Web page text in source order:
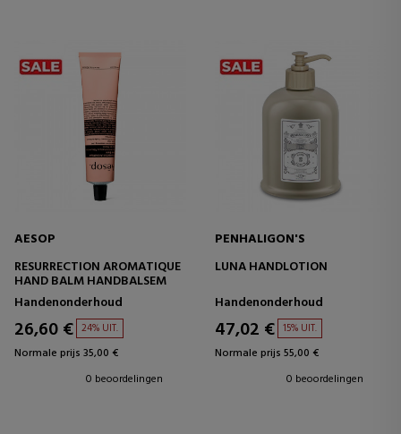
AESOP
RESURRECTION AROMATIQUE
HAND BALM HANDBALSEM
Handenonderhoud
26,60 € 24% UIT.
Normale prijs 35,00 €
0 beoordelingen
PENHALIGON'S
LUNA HANDLOTION
Handenonderhoud
47,02 € 15% UIT.
Normale prijs 55,00 €
0 beoordelingen